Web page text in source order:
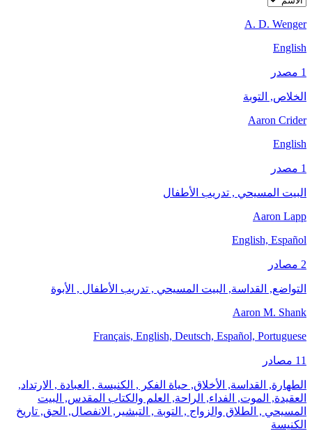
A. D. Wenger
English
1 مصدر
الخلاص, التوبة
Aaron Crider
English
1 مصدر
البيت المسيحي , تدريب الأطفال
Aaron Lapp
English, Español
2 مصادر
التواضع, القداسة, البيت المسيحي , تدريب الأطفال , الأبوة
Aaron M. Shank
Français, English, Deutsch, Español, Portuguese
11 مصادر
الطهارة, القداسة, الأخلاق, حياة الفكر , الكنيسة , العبادة , الارتداد,
العقيدة, الموت, الفداء, الراحة, العلم والكتاب المقدس, البيت
المسيحي , الطلاق والزواج , التوبة , التبشير, الانفصال, الحق, تاريخ
الكنيسة